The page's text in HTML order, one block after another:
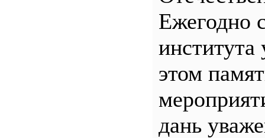
Ежегодно
института
этом
дань